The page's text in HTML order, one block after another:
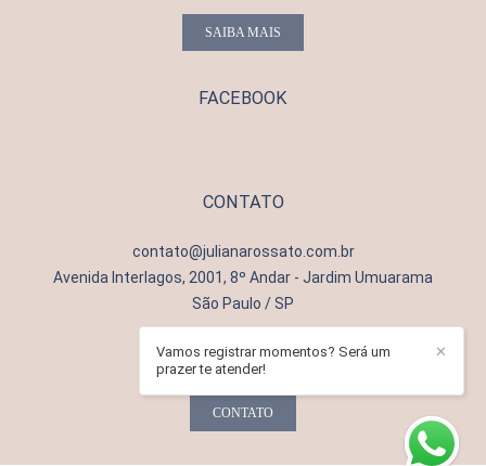
SAIBA MAIS
FACEBOOK
CONTATO
contato@julianarossato.com.br
Avenida Interlagos, 2001, 8º Andar - Jardim Umuarama
São Paulo / SP
CONTATO
✕
Vamos registrar momentos? Será um
prazer te atender!